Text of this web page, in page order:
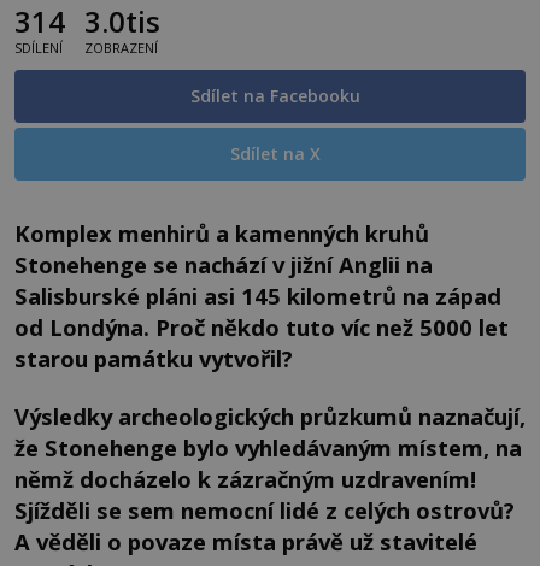
314
SDÍLENÍ
3.0tis
ZOBRAZENÍ
Sdílet na Facebooku
Sdílet na X
Komplex menhirů a kamenných kruhů
Stonehenge se nachází v jižní Anglii na
Salisburské pláni asi 145 kilometrů na západ
od Londýna. Proč někdo tuto víc než 5000 let
starou památku vytvořil?
Výsledky archeologických průzkumů naznačují,
že Stonehenge bylo vyhledávaným místem, na
němž docházelo k zázračným uzdravením!
Sjížděli se sem nemocní lidé z celých ostrovů?
A věděli o povaze místa právě už stavitelé